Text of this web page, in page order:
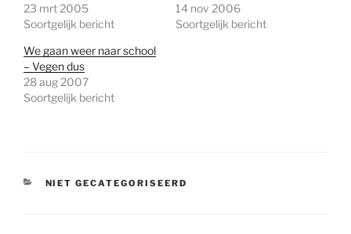
23 mrt 2005
Soortgelijk bericht
14 nov 2006
Soortgelijk bericht
We gaan weer naar school
– Vegen dus
28 aug 2007
Soortgelijk bericht
CATEGORIEËN
NIET GECATEGORISEERD